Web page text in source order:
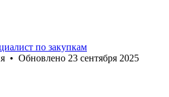
по закупкам
• Обновлено 23 сентября 2025